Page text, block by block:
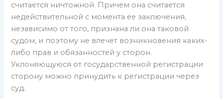
считается ничтожной. Причем она считается
недействительной с момента ее заключения,
независимо от того, признана ли она таковой
судом, и поэтому не влечет возникновения каких-
либо прав и обязанностей у сторон.
Уклоняющуюся от государственной регистрации
сторону можно принудить к регистрации через
суд.